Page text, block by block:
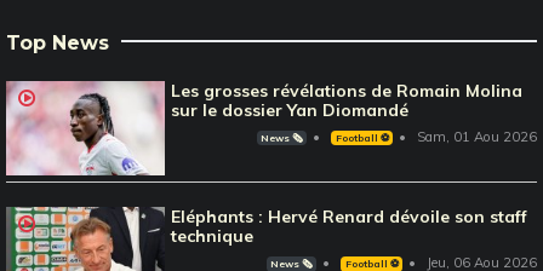
Top News
Les grosses révélations de Romain Molina
sur le dossier Yan Diomandé
News 🗞️ Football ⚽️ Sam, 01 Aou 2026
Eléphants : Hervé Renard dévoile son staff
technique
News 🗞️ Football ⚽️ Jeu, 06 Aou 2026